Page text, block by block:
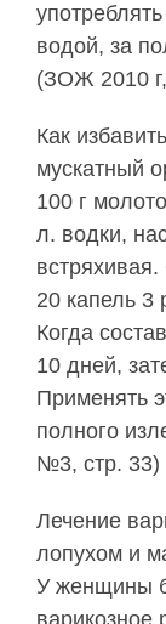
водой, за
(ЗОЖ 2010
Как
мускатный
100 г
л. водки,
20 капель 3
Когда
10 дней,
Применять
полного
№3, стр. 33)
Лечение
лопухом и
У женщины
варикозное